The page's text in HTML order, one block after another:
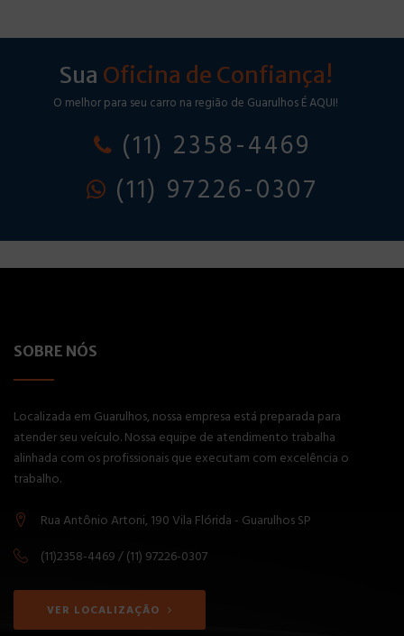
Sua Oficina de Confiança!
O melhor para seu carro na região de Guarulhos É AQUI!
(11) 2358-4469
(11) 97226-0307
SOBRE NÓS
Localizada em Guarulhos, nossa empresa está preparada para
atender seu veículo. Nossa equipe de atendimento trabalha
alinhada com os profissionais que executam com excelência o
trabalho.
Rua Antônio Artoni, 190 Vila Flórida - Guarulhos SP
(11)2358-4469 / (11) 97226-0307
VER LOCALIZAÇÃO